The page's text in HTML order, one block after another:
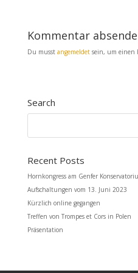
Kommentar
Du musst angemeldetsein, um einen
Search
Recent Posts
Hornkongress am Genfer
Aufschaltungen vom 13. Juni 2023
Kürzlich online gegangen
Treffen von Trompes et Cors in Polen
Präsentation